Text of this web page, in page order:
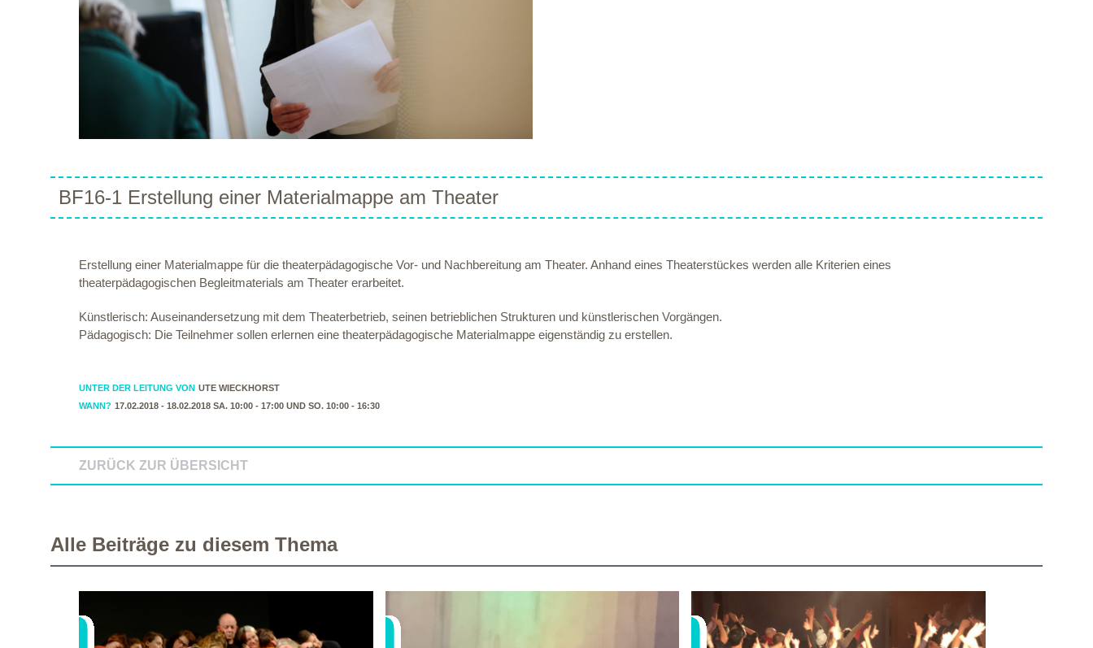
BF16-1 Erstellung einer Materialmappe am Theater
Erstellung einer Materialmappe für die theaterpädagogische Vor- und Nachbereitung am Theater. Anhand eines Theaterstückes werden alle Kriterien eines
theaterpädagogischen Begleitmaterials am Theater erarbeitet.
Künstlerisch: Auseinandersetzung mit dem Theaterbetrieb, seinen betrieblichen Strukturen und künstlerischen Vorgängen.
Pädagogisch: Die Teilnehmer sollen erlernen eine theaterpädagogische Materialmappe eigenständig zu erstellen.
UNTER DER LEITUNG VON UTE WIECKHORST
WANN? 17.02.2018 - 18.02.2018 SA. 10:00 - 17:00 UND SO. 10:00 - 16:30
ZURÜCK ZUR ÜBERSICHT
Alle Beiträge zu diesem Thema